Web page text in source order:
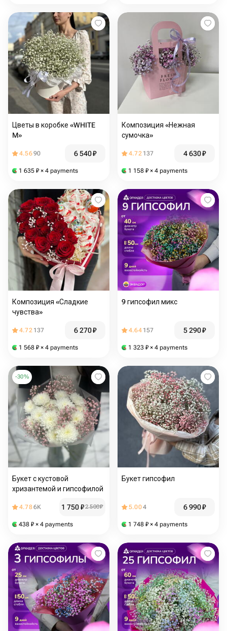
Цветы в коробке «WHITE
M»
4.5690 6 540₽
1 635 ₽ × 4 payments
Композиция «Нежная
сумочка»
4.72 137 4 630₽
1 158 ₽ × 4 payments
Композиция «Сладкие
чувства»
4.72 137 6 270₽
1 568 ₽ × 4 payments
9 гипсофил микс
4.64 157 5 290₽
1 323 ₽ × 4 payments
-30%
Букет с кустовой
хризантемой и гипсофилой
4.786K 1 750₽2 500₽
438 ₽ × 4 payments
Букет гипсофил
5.004 6 990₽
1 748 ₽ × 4 payments